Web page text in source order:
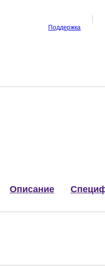
Поддержка
Описание